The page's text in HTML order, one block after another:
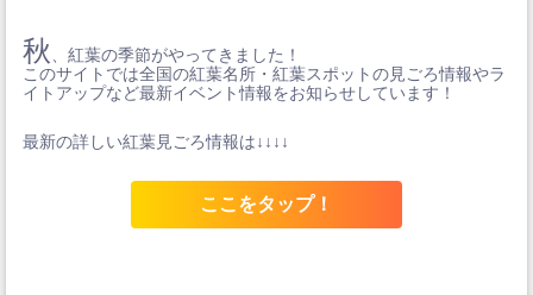
秋
、紅葉の季節がやってきました！
このサイトでは全国の紅葉名所・紅葉スポットの見ごろ情報やラ
イトアップなど最新イベント情報をお知らせしています！
最新の詳しい紅葉見ごろ情報は↓↓↓↓
ここをタップ！